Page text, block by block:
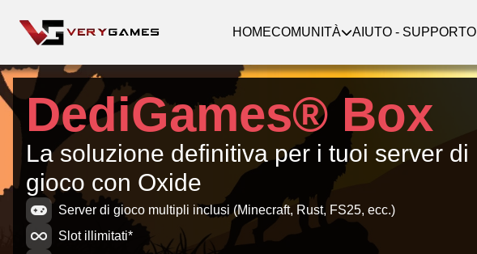
HOMECOMUNITÀ AIUTO - SUPPORTO
DediGames® Box
La soluzione definitiva per i tuoi server di
gioco con Oxide
Server di gioco multipli inclusi (Minecraft, Rust, FS25, ecc.)
Slot illimitati*